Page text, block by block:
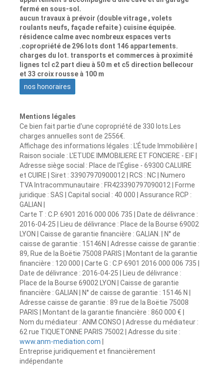
fermé en sous-sol.
aucun travaux à prévoir (double vitrage , volets
roulants neufs, façade refaite ) cuisine équipée.
résidence calme avec nombreux espaces verts
.copropriété de 296 lots dont 146 appartements.
charges du lot. transports et commerces à proximité
lignes tcl c2 part dieu à 50 m et c5 direction bellecour
et 33 croix rousse à 100 m
nos honoraires
Mentions légales
Ce bien fait partie d'une copropriété de 330 lots.Les
charges annuelles sont de 2556€.
Affichage des informations légales : L'Étude Immobilière |
Raison sociale : L'ETUDE IMMOBILIERE ET FONCIERE - EIF |
Adresse siège social : Place de l'Église - 69300 CALUIRE
et CUIRE | Siret : 33907970900012 | RCS : NC | Numero
TVA Intracommunautaire : FR423390797090012 | Forme
juridique : SAS | Capital social : 40 000 | Assurance RCP :
GALIAN |
Carte T : C.P. 6901 2016 000 006 735 | Date de délivrance :
2016-04-25 | Lieu de délivrance : Place de la Bourse 69002
LYON | Caisse de garantie financière : GALIAN. | N° de
caisse de garantie : 15146N | Adresse caisse de garantie :
89, Rue de la Boëtie 75008 PARIS | Montant de la garantie
financière : 120 000 | Carte G : C.P 6901 2016 000 006 735 |
Date de délivrance : 2016-04-25 | Lieu de délivrance :
Place de la Bourse 69002 LYON | Caisse de garantie
financière : GALIAN | N° de caisse de garantie : 15146 N |
Adresse caisse de garantie : 89 rue de la Boëtie 75008
PARIS | Montant de la garantie financière : 860 000 € |
Nom du médiateur : ANM CONSO | Adresse du médiateur :
62 rue TIQUETONNE PARIS 75002 | Adresse du site :
www.anm-mediation.com
Entreprise juridiquement et financièrement
indépendante